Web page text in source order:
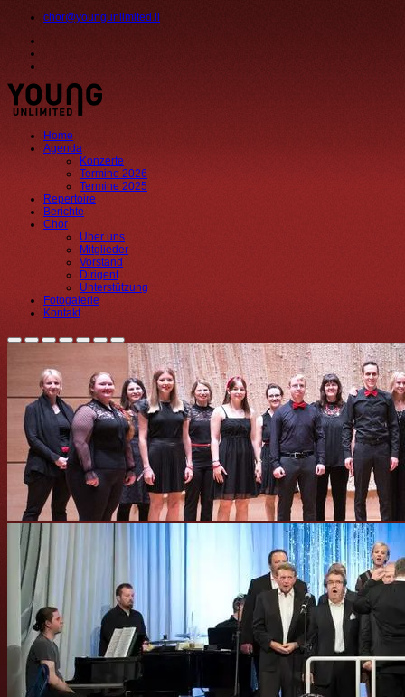
chor@youngunlimited.li
Home
Agenda
Konzerte
Termine 2026
Termine 2025
Repertoire
Berichte
Chor
Über uns
Mitglieder
Vorstand
Dirigent
Unterstützung
Fotogalerie
Kontakt